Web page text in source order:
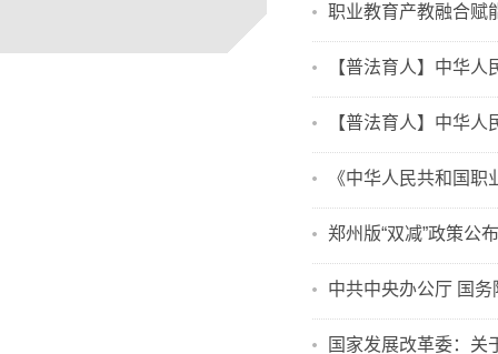
职业教育产教融合赋
【普法育人】中华
【普法育人】中华
《中华人民共和国职
郑州版“双减”政策公
中共中央办公厅 国
国家发展改革委：关